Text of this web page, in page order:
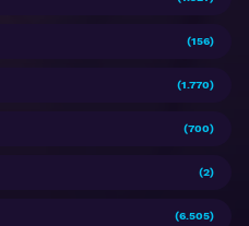
(156)
(1.770)
(700)
(2)
(6.505)